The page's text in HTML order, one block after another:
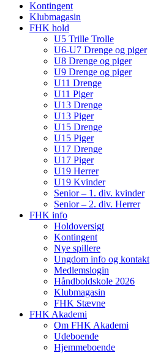
Kontingent
Klubmagasin
FHK hold
U5 Trille Trolle
U6-U7 Drenge og piger
U8 Drenge og piger
U9 Drenge og piger
U11 Drenge
U11 Piger
U13 Drenge
U13 Piger
U15 Drenge
U15 Piger
U17 Drenge
U17 Piger
U19 Herrer
U19 Kvinder
Senior – 1. div. kvinder
Senior – 2. div. Herrer
FHK info
Holdoversigt
Kontingent
Nye spillere
Ungdom info og kontakt
Medlemslogin
Håndboldskole 2026
Klubmagasin
FHK Stævne
FHK Akademi
Om FHK Akademi
Udeboende
Hjemmeboende